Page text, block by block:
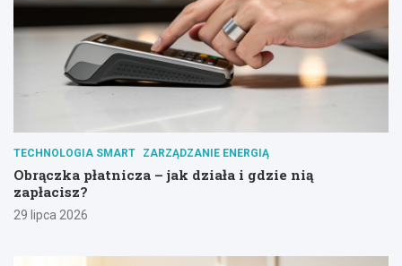
TECHNOLOGIA SMART ZARZĄDZANIE ENERGIĄ
Obrączka płatnicza – jak działa i gdzie nią
zapłacisz?
29 lipca 2026